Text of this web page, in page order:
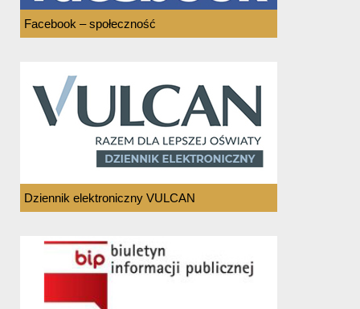
Facebook – społeczność
Dziennik elektroniczny VULCAN